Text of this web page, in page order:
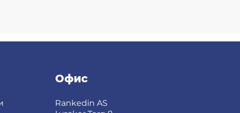
Офис
Rankedin AS